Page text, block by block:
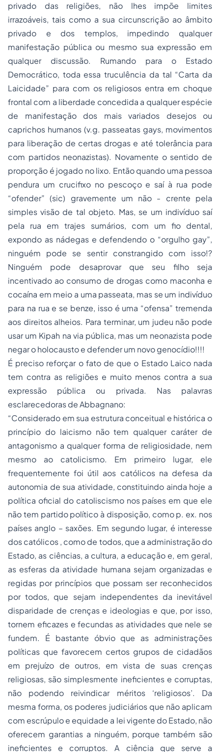
privado das religiões, não lhes impõe limites
irrazoáveis, tais como a sua circunscrição ao âmbito
privado e dos templos, impedindo qualquer
manifestação pública ou mesmo sua expressão em
qualquer discussão. Rumando para o Estado
Democrático, toda essa truculência da tal “Carta da
Laicidade” para com os religiosos entra em choque
frontal com a liberdade concedida a qualquer espécie
de manifestação dos mais variados desejos ou
caprichos humanos (v.g. passeatas gays, movimentos
para liberação de certas drogas e até tolerância para
com partidos neonazistas). Novamente o sentido de
proporção é jogado no lixo. Então quando uma pessoa
pendura um crucifixo no pescoço e saí à rua pode
“ofender” (sic) gravemente um não - crente pela
simples visão de tal objeto. Mas, se um indivíduo saí
pela rua em trajes sumários, com um fio dental,
expondo as nádegas e defendendo o “orgulho gay”,
ninguém pode se sentir constrangido com isso!?
Ninguém pode desaprovar que seu filho seja
incentivado ao consumo de drogas como maconha e
cocaína em meio a uma passeata, mas se um indivíduo
para na rua e se benze, isso é uma “ofensa” tremenda
aos direitos alheios. Para terminar, um judeu não pode
usar um Kipah na via pública, mas um neonazista pode
negar o holocausto e defender um novo genocídio!!!!
É preciso reforçar o fato de que o Estado Laico nada
tem contra as religiões e muito menos contra a sua
expressão pública ou privada. Nas palavras
esclarecedoras de Abbagnano:
“Considerado em sua estrutura conceitual e histórica o
princípio do laicismo não tem qualquer caráter de
antagonismo a qualquer forma de religiosidade, nem
mesmo ao catolicismo. Em primeiro lugar, ele
frequentemente foi útil aos católicos na defesa da
autonomia de sua atividade, constituindo ainda hoje a
política oficial do catoliscismo nos países em que ele
não tem partido político à disposição, como p. ex. nos
países anglo – saxões. Em segundo lugar, é interesse
dos católicos , como de todos, que a administração do
Estado, as ciências, a cultura, a educação e, em geral,
as esferas da atividade humana sejam organizadas e
regidas por princípios que possam ser reconhecidos
por todos, que sejam independentes da inevitável
disparidade de crenças e ideologias e que, por isso,
tornem eficazes e fecundas as atividades que nele se
fundem. É bastante óbvio que as administrações
políticas que favorecem certos grupos de cidadãos
em prejuízo de outros, em vista de suas crenças
religiosas, são simplesmente ineficientes e corruptas,
não podendo reivindicar méritos ‘religiosos’. Da
mesma forma, os poderes judiciários que não aplicam
com escrúpulo e equidade a lei vigente do Estado, não
oferecem garantias a ninguém, porque também são
ineficientes e corruptos. A ciência que serve a